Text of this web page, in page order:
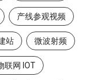
产线参观视频
站 微波射频
联网 IOT